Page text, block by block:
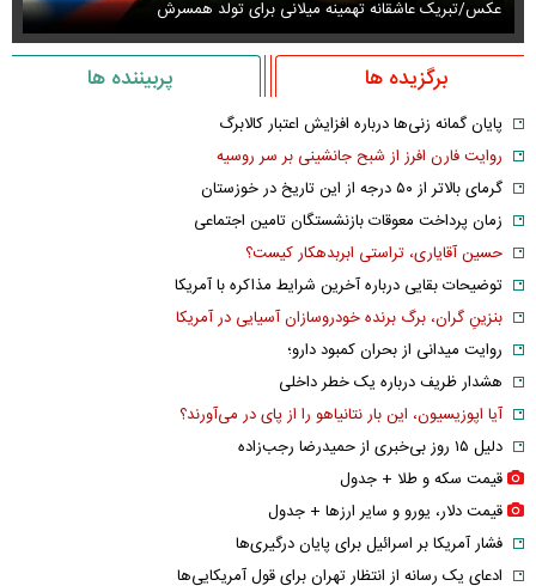
عکس/تبریک عاشقانه تهمینه میلانی برای تولد همسرش
برگزیده ها پربیننده ها
پایان گمانه زنی‌ها درباره افزایش اعتبار کالابرگ
روایت فارن افرز از شبح جانشینی بر سر روسیه
گرمای بالاتر از ۵۰ درجه از این تاریخ در خوزستان
زمان پرداخت معوقات بازنشستگان تامین اجتماعی
حسین آقایاری، تراستی ابربدهکار کیست؟
توضیحات بقایی درباره آخرین شرایط مذاکره با آمریکا
بنزینِ گران، برگ برنده خودروسازان آسیایی در آمریکا
روایت میدانی از بحران کمبود دارو؛
هشدار ظریف درباره یک خطر داخلی
آیا اپوزیسیون، این بار نتانیاهو را از پای در می‌آورند؟
دلیل ۱۵ روز بی‌خبری از حمیدرضا رجب‌زاده
قیمت سکه و طلا + جدول
قیمت دلار، یورو و سایر ارز‌ها + جدول
فشار آمریکا بر اسرائیل برای پایان درگیری‌ها
ادعای یک رسانه از انتظار تهران برای قول آمریکایی‌ها